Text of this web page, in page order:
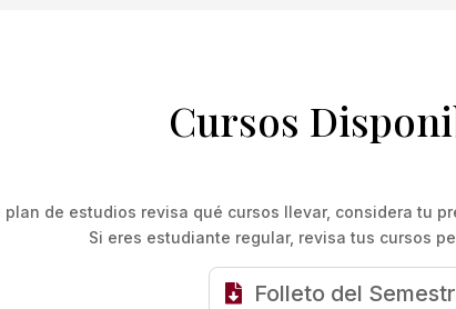
Cursos
plan de estudios revisa qué cursos llevar, considera tu
Si eres estudiante regular, revisa tus cursos
Folleto del